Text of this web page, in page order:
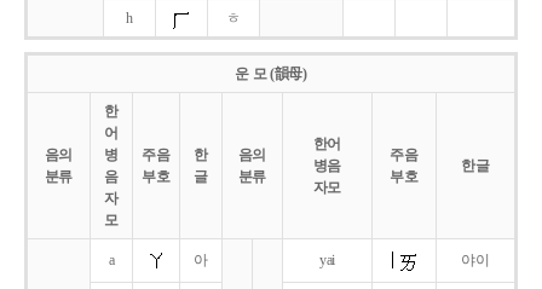
h ㅎ
운 모 (韻母)
음의
분류
한
어
병
음
자
모
주음
부호
한
글
음의
분류
한어
병음
자모
주음
부호
한글
a 아 yai 야이